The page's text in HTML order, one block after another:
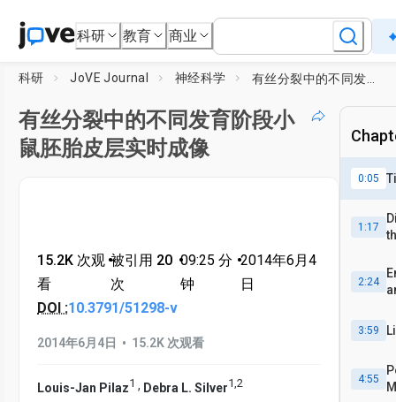
科研 教育 商业
科研 JoVE Journal 神经科学
有丝分裂中的不同发育阶段小
鼠胚胎皮层实时成像
15.2K 次观
看
•被引用 20
次
•09:25 分
钟
•2014年6月4
日
DOI :10.3791/51298-v
2014年6月4日 • 15.2K 次观看
Louis-Jan Pilaz1 , Debra L. Silver1,2
0:05
1:17
2:24
3:59
4:55